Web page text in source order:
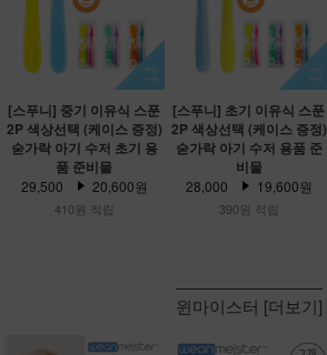
[스푸니] 중기 이유식 스푼
2P 색상선택 (케이스 증정)
숟가락 아기 수저 초기 용
품 준비물
29,500 20,600원
410원 적립
[스푸니] 초기 이유식 스푼
2P 색상선택 (케이스 증정)
숟가락 아기 수저 용품 준
비물
28,000 19,600원
390원 적립
윈마이스터 [더보기]